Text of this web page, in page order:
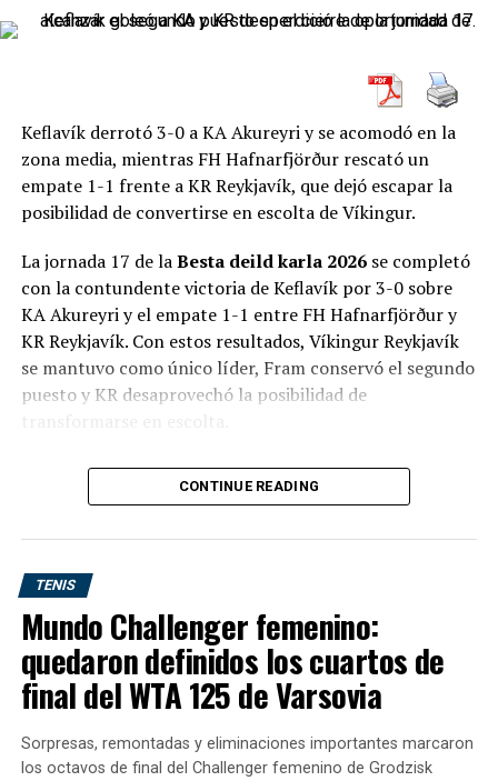
Keflavík derrotó 3-0 a KA Akureyri y se acomodó en la
zona media, mientras FH Hafnarfjörður rescató un
empate 1-1 frente a KR Reykjavík, que dejó escapar la
posibilidad de convertirse en escolta de Víkingur.
La jornada 17 de laBesta deild karla 2026se completó
con la contundente victoria de Keflavík por 3-0 sobre
KA Akureyri y el empate 1-1 entre FH Hafnarfjörður y
KR Reykjavík. Con estos resultados, Víkingur Reykjavík
se mantuvo como único líder, Fram conservó el segundo
puesto y KR desaprovechó la posibilidad de
La fecha terminó con18 goles en seis encuentros
razón de tres tantos por partido. Se registraron dos
Resultados completos de la jornada
17
Partido
Resultado
ÍBV Vestmannaeyjar – Fram
1-2
ÍA Akranes – Víkingur Reykjavík
2-2
CONTINUE READING
TENIS
Mundo Challenger femenino:
quedaron definidos los cuartos de
final del WTA 125 de Varsovia
Sorpresas, remontadas y eliminaciones importantes marcaron
los octavos de final del Challenger femenino de Grodzisk